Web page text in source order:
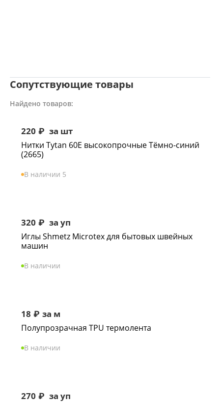
Сопутствующие товары
Найдено товаров:
220 ₽ за шт
Нитки Tytan 60Е высокопрочные Тёмно-синий
(2665)
В наличии 5
320 ₽ за уп
Иглы Shmetz Microtex для бытовых швейных
машин
В наличии
18 ₽ за м
Полупрозрачная TPU термолента
В наличии
270 ₽ за уп